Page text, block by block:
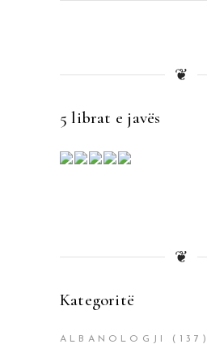
❦
5 librat e javës
❦
Kategoritë
ALBANOLOGJI (137)